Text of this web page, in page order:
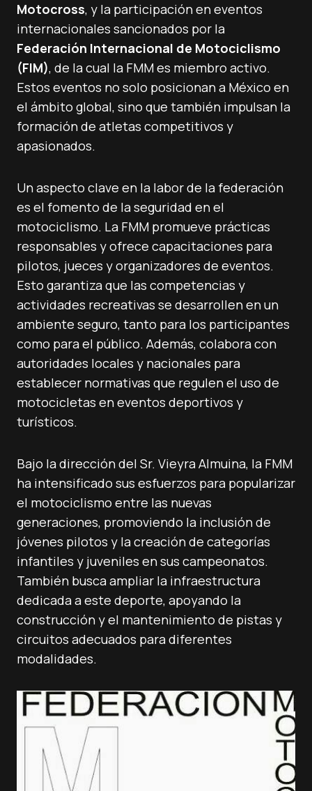
Motocross, y la participación en eventos
internacionales sancionados por la
Federación Internacional de Motociclismo
(FIM), de la cual la FMM es miembro activo.
Estos eventos no solo posicionan a México en
el ámbito global, sino que también impulsan la
formación de atletas competitivos y
apasionados.
Un aspecto clave en la labor de la federación
es el fomento de la seguridad en el
motociclismo. La FMM promueve prácticas
responsables y ofrece capacitaciones para
pilotos, jueces y organizadores de eventos.
Esto garantiza que las competencias y
actividades recreativas se desarrollen en un
ambiente seguro, tanto para los participantes
como para el público. Además, colabora con
autoridades locales y nacionales para
establecer normativas que regulen el uso de
motocicletas en eventos deportivos y
turísticos.
Bajo la dirección del Sr. Vieyra Almuina, la FMM
ha intensificado sus esfuerzos para popularizar
el motociclismo entre las nuevas
generaciones, promoviendo la inclusión de
jóvenes pilotos y la creación de categorías
infantiles y juveniles en sus campeonatos.
También busca ampliar la infraestructura
dedicada a este deporte, apoyando la
construcción y el mantenimiento de pistas y
circuitos adecuados para diferentes
modalidades.